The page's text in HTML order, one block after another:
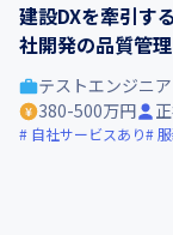
建設DXを牽引す
社開発の品質管
テストエンジニ
380-500万円
自社サービスあり